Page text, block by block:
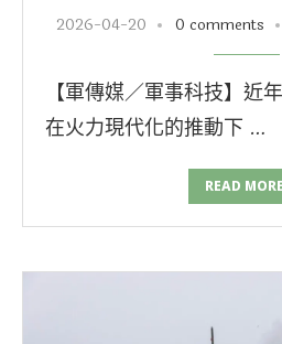
2026-04-20 0 comments
【軍傳媒／軍事科技】近
在火力現代化的推動下 …
READ MORE